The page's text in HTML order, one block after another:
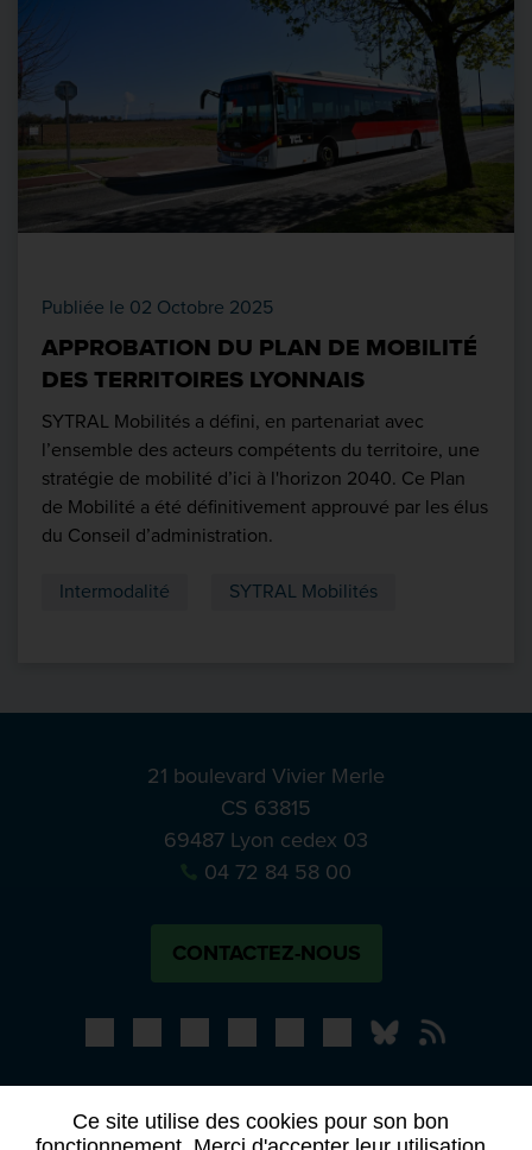
Ce site utilise des cookies pour son bon
Publiée le 02 Octobre 2025
APPROBATION DU PLAN DE MOBILITÉ
DES TERRITOIRES LYONNAIS
SYTRAL Mobilités a défini, en partenariat avec
l’ensemble des acteurs compétents du territoire, une
stratégie de mobilité d’ici à l'horizon 2040. Ce Plan
de Mobilité a été définitivement approuvé par les élus
du Conseil d’administration.
Intermodalité SYTRAL Mobilités
21 boulevard Vivier Merle
CS 63815
69487 Lyon cedex 03
04 72 84 58 00
CONTACTEZ-NOUS
BlueskyNotre